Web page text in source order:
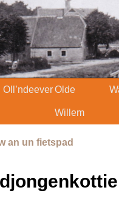
Oll’ndeeverOlde
Willem
an un fietspad